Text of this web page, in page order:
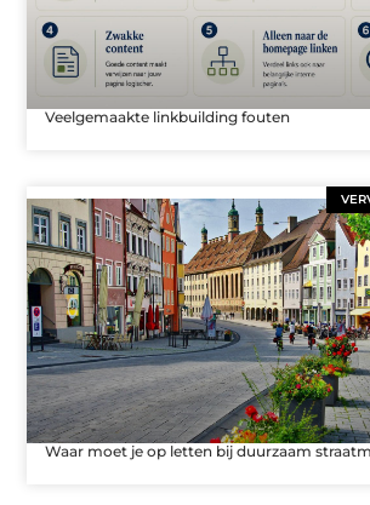
Veelgemaakte linkbuilding fouten
Waar moet je op letten bij duurzaam